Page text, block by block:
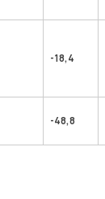
-18,4
-48,8